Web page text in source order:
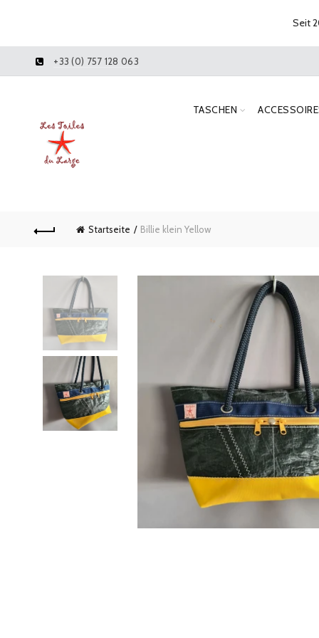
+33 (0) 757 128 063
TASCHEN
Startseite Billie klein Yellow
Seit